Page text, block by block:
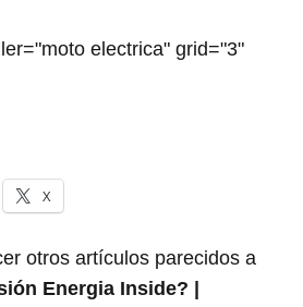
electrica" grid="3"
X
otros artículos parecidos a
Energia Inside? |